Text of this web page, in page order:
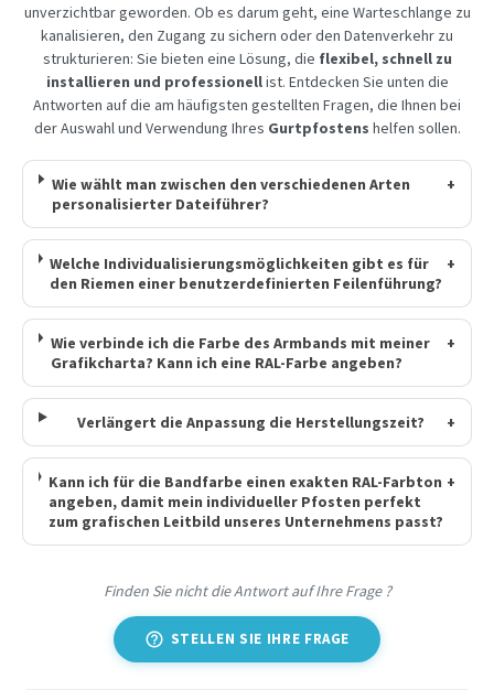
unverzichtbar geworden. Ob es darum geht, eine Warteschlange zu
kanalisieren, den Zugang zu sichern oder den Datenverkehr zu
strukturieren: Sie bieten eine Lösung, die flexibel, schnell zu
installieren und professionellist. Entdecken Sie unten die
Antworten auf die am häufigsten gestellten Fragen, die Ihnen bei
der Auswahl und Verwendung Ihres Gurtpfostens helfen sollen.
Wie wählt man zwischen den verschiedenen Arten
personalisierter Dateiführer?
+
Welche Individualisierungsmöglichkeiten gibt es für
den Riemen einer benutzerdefinierten Feilenführung?
+
Wie verbinde ich die Farbe des Armbands mit meiner
Grafikcharta? Kann ich eine RAL-Farbe angeben?
+
Verlängert die Anpassung die Herstellungszeit? +
Kann ich für die Bandfarbe einen exakten RAL-Farbton
angeben, damit mein individueller Pfosten perfekt
zum grafischen Leitbild unseres Unternehmens passt?
+
Finden Sie nicht die Antwort auf Ihre Frage ?
help_outline STELLEN SIE IHRE FRAGE